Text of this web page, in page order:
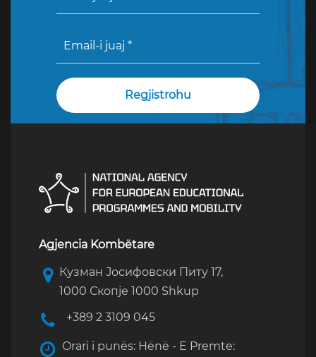
Agjencia Kombëtare
Кузман Јосифовски Питу 17,
1000 Скопје 1000 Shkup
+389 2 3109 045
Orari i punës: Hënë - E Premte: